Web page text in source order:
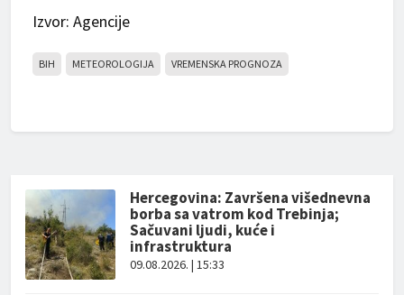
Izvor: Agencije
BIH METEOROLOGIJA VREMENSKA PROGNOZA
Hercegovina: Završena višednevna
borba sa vatrom kod Trebinja;
Sačuvani ljudi, kuće i
infrastruktura
09.08.2026. | 15:33